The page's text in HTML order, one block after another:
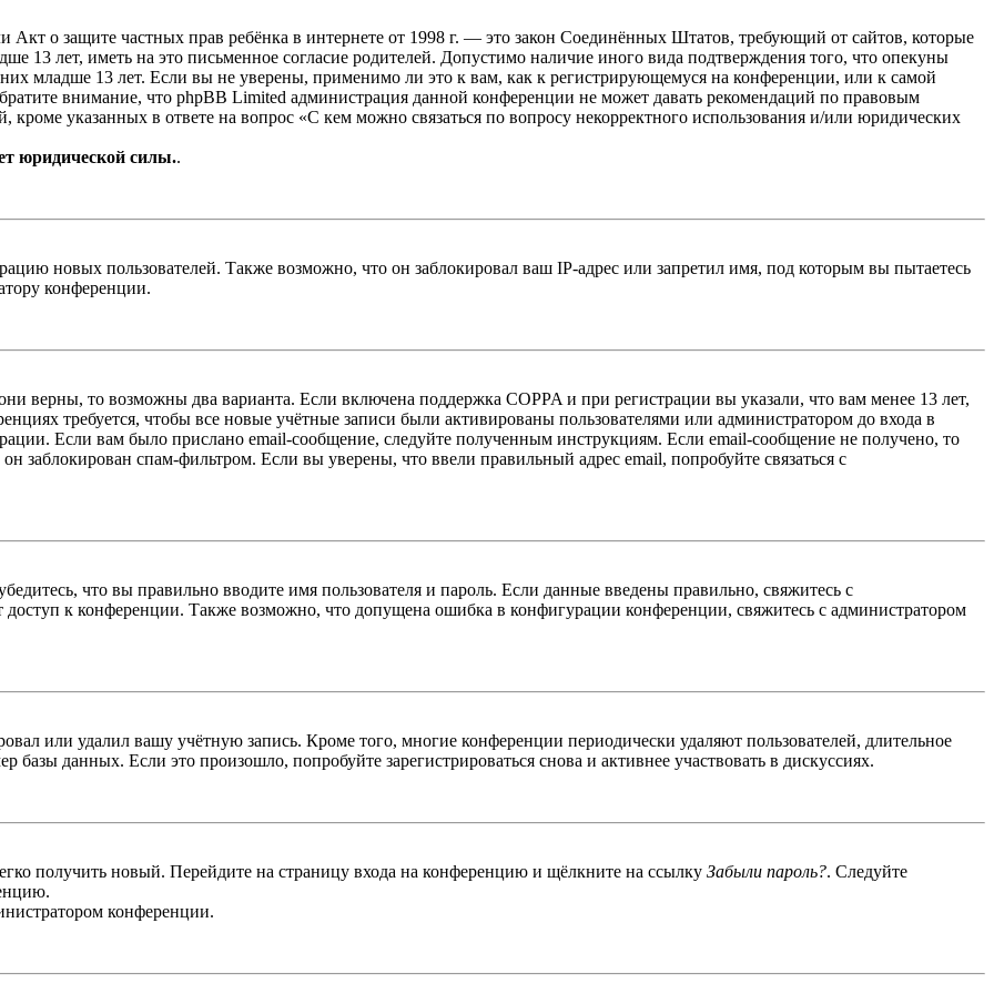
Акт о защите частных прав ребёнка в интернете от 1998 г. — это закон Соединённых Штатов, требующий от сайтов, которые
13 лет, иметь на это письменное согласие родителей. Допустимо наличие иного вида подтверждения того, что опекуны
младше 13 лет. Если вы не уверены, применимо ли это к вам, как к регистрирующемуся на конференции, или к самой
внимание, что phpBB Limited администрация данной конференции не может давать рекомендаций по правовым
указанных в ответе на вопрос «С кем можно связаться по вопросу некорректного использования и/или юридических
юридической силы..
новых пользователей. Также возможно, что он заблокировал ваш IP-адрес или запретил имя, под которым вы пытаетесь
конференции.
верны, то возможны два варианта. Если включена поддержка COPPA и при регистрации вы указали, что вам менее 13 лет,
требуется, чтобы все новые учётные записи были активированы пользователями или администратором до входа в
Если вам было прислано email-сообщение, следуйте полученным инструкциям. Если email-сообщение не получено, то
заблокирован спам-фильтром. Если вы уверены, что ввели правильный адрес email, попробуйте связаться с
что вы правильно вводите имя пользователя и пароль. Если данные введены правильно, свяжитесь с
к конференции. Также возможно, что допущена ошибка в конфигурации конференции, свяжитесь с администратором
или удалил вашу учётную запись. Кроме того, многие конференции периодически удаляют пользователей, длительное
данных. Если это произошло, попробуйте зарегистрироваться снова и активнее участвовать в дискуссиях.
получить новый. Перейдите на страницу входа на конференцию и щёлкните на ссылку Забыли пароль?. Следуйте
конференции.